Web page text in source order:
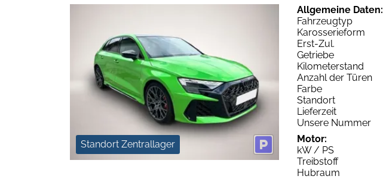
Standort Zentrallager
Allgemeine Daten:
Fahrzeugtyp
Karosserieform
Erst-Zul.
Getriebe
Kilometerstand
Anzahl der Türen
Farbe
Standort
Lieferzeit
Unsere Nummer
Motor:
kW / PS
Treibstoff
Hubraum